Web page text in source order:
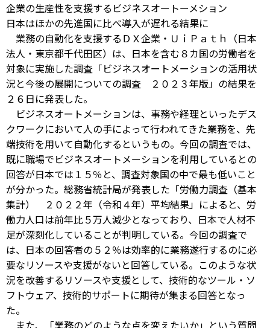
企業の生産性を支援するビジネスオートーメション
日本はほかの先進国に比べ導入が遅れる結果に
業務の自動化を支援するＤＸ企業・ＵｉＰａｔｈ（日本
法人・東京都千代田区）は、日本を含む８カ国の労働者を
対象に実施した調査「ビジネスオートメーションの活用状
況と今後の展開についての調査 ２０２３年版」の結果を
２６日に発表した。
ビジネスオートメーションは、事務や経理といったデス
クワークにおいて人の手によって行われてきた業務を、先
端技術を用いて自動化するというもの。今回の調査では、
既に職場でビジネスオートメーションを利用しているとの
回答が日本では１５％と、調査対象国の中で最も低いこと
が分かった。総務省統計局が発表した「労働力調査（基本
集計） ２０２２年（令和４年）平均結果」によると、労
働力人口は前年比５万人減少となっており、日本で人材不
足が深刻化していることが判明している。今回の調査で
は、日本の回答者の５２％は効率的に業務遂行するのに必
要なリソースや支援がないと回答している。このような状
況を改善するリソースや支援として、技術的なツール・ソ
フトウェア、技術的サポートに期待が集まる回答となっ
た。
また、「業務のどのような点を変えたいか」という質問